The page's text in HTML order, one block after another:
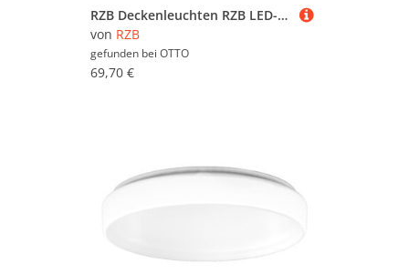
RZB Deckenleuchten RZB LED-Feuchtraumleuchte 451241.009.19
von RZB
gefunden bei OTTO
69,70 €